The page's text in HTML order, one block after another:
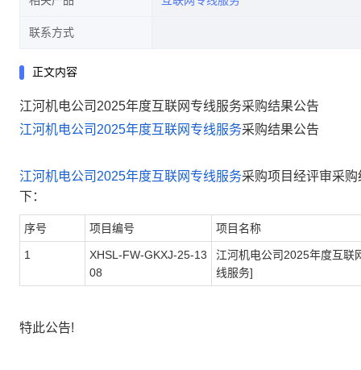
联系方式
正文内容
江河机电公司2025年度互联网专线服务采购结果公告
江河机电公司 2025年度互联网专线服务采购结果公告
江河机电公司 2025年度互联网专线服务采购项目经评审采
下：
序号 项目编号 项目名称
1
XHSL-FW-GKXJ-25-13
08
江河机电公司2025年度互联
线服务]
特此公告!